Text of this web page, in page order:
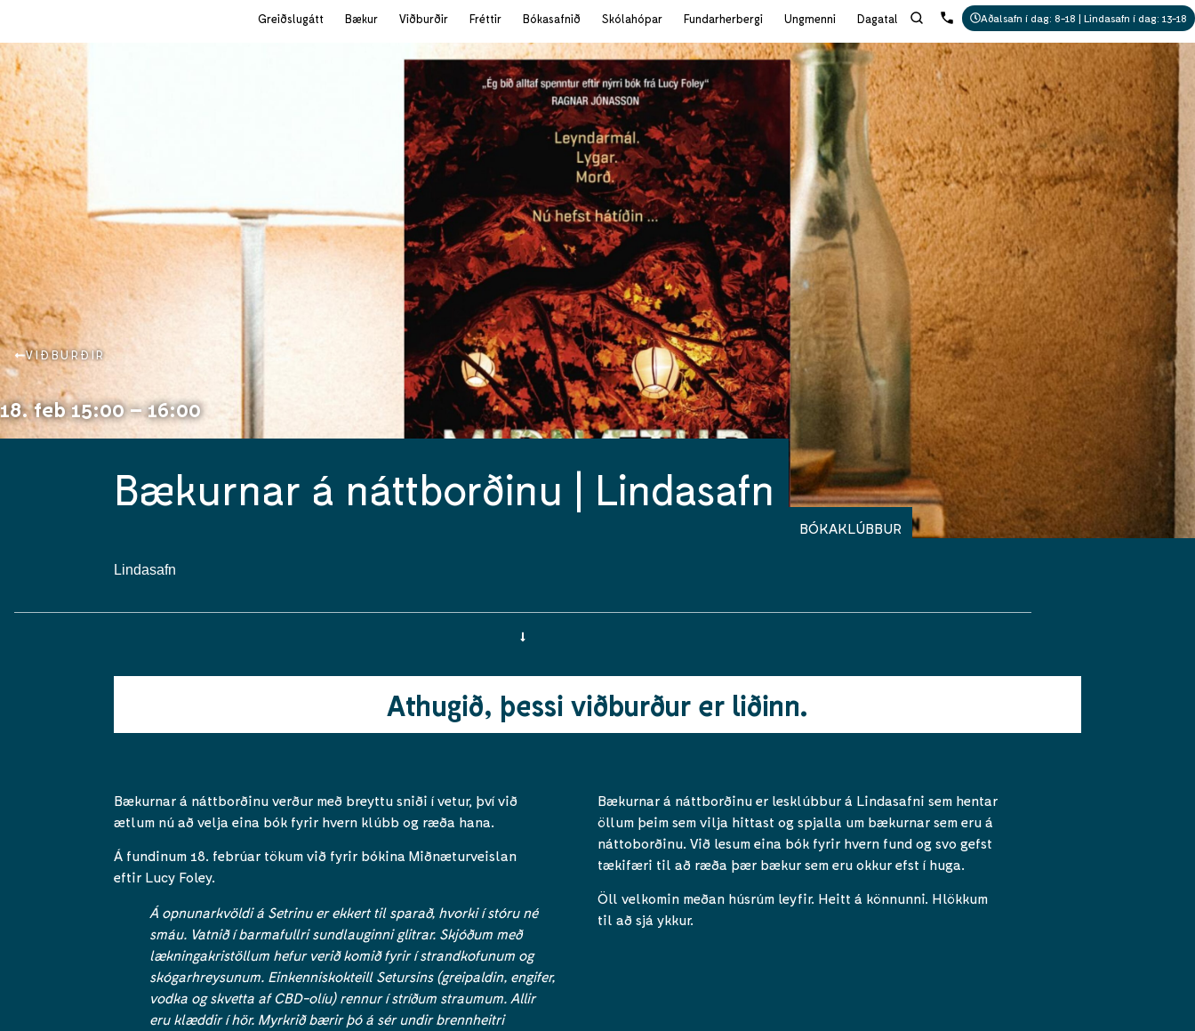
Greiðslugátt Bækur Viðburðir Fréttir Bókasafnið Skólahópar Fundarherbergi Ungmenni Dagatal Aðalsafn í dag: 8-18 | Lindasafn í dag: 13-18
VIÐBURÐIR
18. feb 15:00 – 16:00
Bækurnar á náttborðinu | Lindasafn
BÓKAKLÚBBUR
Lindasafn
Athugið, þessi viðburður er liðinn.
Bækurnar á náttborðinu verður með breyttu sniði í vetur, því við
ætlum nú að velja eina bók fyrir hvern klúbb og ræða hana.
Á fundinum 18. febrúar tökum við fyrir bókina Miðnæturveislan
eftir Lucy Foley.
Á opnunarkvöldi á Setrinu er ekkert til sparað, hvorki í stóru né
smáu. Vatnið í barmafullri sundlauginni glitrar. Skjóðum með
lækningakristöllum hefur verið komið fyrir í strandkofunum og
skógarhreysunum. Einkenniskokteill Setursins (greipaldin, engifer,
vodka og skvetta af CBD-olíu) rennur í stríðum straumum. Allir
eru klæddir í hör. Myrkrið bærir þó á sér undir brennheitri
Bækurnar á náttborðinu er lesklúbbur á Lindasafni sem hentar
öllum þeim sem vilja hittast og spjalla um bækurnar sem eru á
náttoborðinu. Við lesum eina bók fyrir hvern fund og svo gefst
tækifæri til að ræða þær bækur sem eru okkur efst í huga.
Öll velkomin meðan húsrúm leyfir. Heitt á könnunni. Hlökkum
til að sjá ykkur.